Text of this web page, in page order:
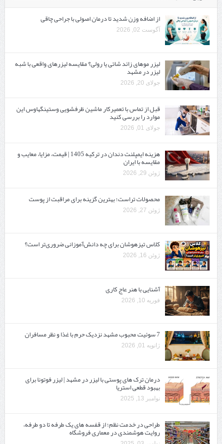
از اضافه وزن شدید تا درمان اصولی با جراحی چاقی
آگوست 02, 2026
لیزر موهای زائد شاتی یا رولی؟ مقایسه لیزرهای واقعی با شبه‌
لیزر در مشهد
جولای 20, 2026
قبل از تماس با تعمیرکار ماشین ظرفشویی وستینگهاوس این
موارد را بررسی کنید
جولای 01, 2026
هزینه ایمپلنت دندان در ترکیه 1405 | قیمت، مزایا، معایب و
مقایسه با ایران
ژوئن 29, 2026
محصولات تراست؛ بهترین گزینه برای مراقبت از پوست
ژوئن 27, 2026
کلاس تیزهوشان برای چه دانش‌آموزانی ضروری‌تر است؟
ژوئن 16, 2026
آشنایی با هنر عاج کاری
فوریه 10, 2026
7 سوئیت محبوب مشهد نزدیک حرم با غذا و نظر مسافران
ژانویه 01, 2026
درمان ترک های پوستی با لیزر در مشهد | لیزر فوتونا برای
بهبود قطعی استریا
نوامبر 13, 2025
طراحی در خدمت نظم؛ از قفسه ‌های یک‌ طرفه تا دو طرفه،
روایت هوشمندی در معماری فروشگاه